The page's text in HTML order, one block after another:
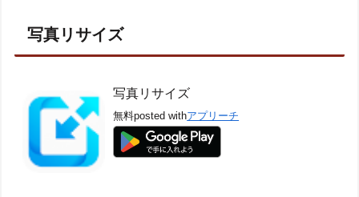
写真リサイズ
写真リサイズ
無料posted withアプリーチ